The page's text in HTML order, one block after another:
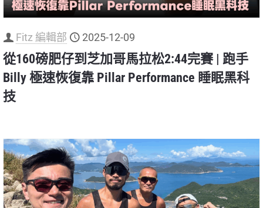
Fitz 編輯部 2025-12-09
從160磅肥仔到芝加哥馬拉松2:44完賽 | 跑手
Billy 極速恢復靠 Pillar Performance 睡眠黑科
技